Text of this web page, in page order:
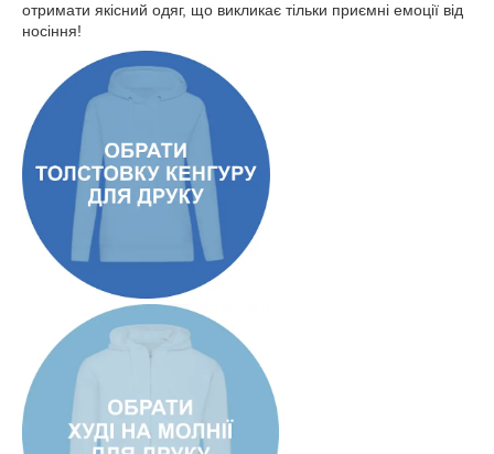
отримати якісний одяг, що викликає тільки приємні емоції від
носіння!